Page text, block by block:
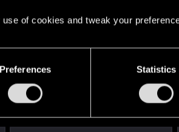
of cookies and tweak your
Preferences Statistics